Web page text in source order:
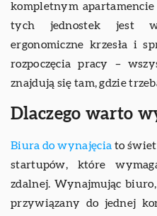
kompletnym
tych jednostek jest
ergonomiczne krzesła i
rozpoczęcia pracy –
znajdują się tam, gdzie
Dlaczego warto
Biura do wynajęcia to
startupów, które
zdalnej. Wynajmując
przywiązany do jednej